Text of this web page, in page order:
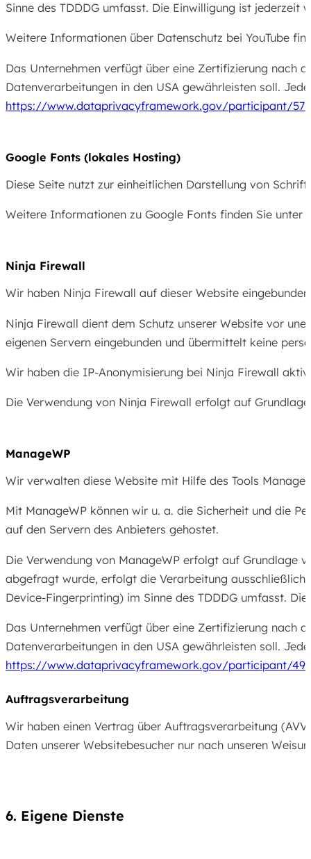
Sinne des TDDDG umfasst. Die Einwilligung ist jederzeit
Weitere Informationen über Datenschutz bei YouTube
Das Unternehmen verfügt über eine Zertifizierung nach
Datenverarbeitungen in den USA gewährleisten soll.
https://www.dataprivacyframework.gov/participant/
Google Fonts (lokales Hosting)
Diese Seite nutzt zur einheitlichen Darstellung von
Weitere Informationen zu Google Fonts finden Sie unter
Ninja Firewall
Wir haben Ninja Firewall auf dieser Website
Ninja Firewall dient dem Schutz unserer Website vor
eigenen Servern eingebunden und übermittelt keine
Wir haben die IP-Anonymisierung bei Ninja Firewall
Die Verwendung von Ninja Firewall erfolgt auf
ManageWP
Wir verwalten diese Website mit Hilfe des Tools
Mit ManageWP können wir u. a. die Sicherheit und die
auf den Servern des Anbieters gehostet.
Die Verwendung von ManageWP erfolgt auf Grundlage
abgefragt wurde, erfolgt die Verarbeitung ausschließlich
Device-Fingerprinting) im Sinne des TDDDG umfasst.
Das Unternehmen verfügt über eine Zertifizierung nach
Datenverarbeitungen in den USA gewährleisten soll.
https://www.dataprivacyframework.gov/participant/
Auftragsverarbeitung
Wir haben einen Vertrag über Auftragsverarbeitung
Daten unserer Websitebesucher nur nach unseren
6. Eigene Dienste